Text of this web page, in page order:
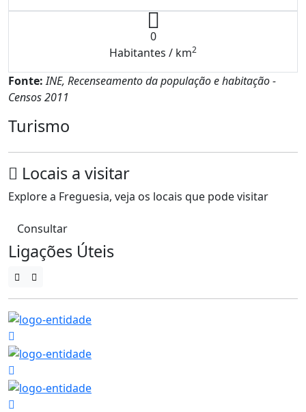
0
Habitantes / km2
Fonte:INE, Recenseamento da população e habitação -
Censos 2011
Turismo
Locais a visitar
Explore a Freguesia, veja os locais que pode visitar
Consultar
Ligações Úteis